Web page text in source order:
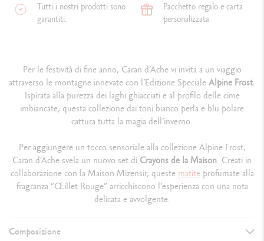
Tutti i nostri prodotti sono
garantiti.
Pacchetto regalo e carta
personalizzata
Per le festività di fine anno, Caran d’Ache vi invita a un viaggio
attraverso le montagne innevate con l’Edizione SpecialeAlpine Frost.
Ispirata alla purezza dei laghi ghiacciati e al profilo delle cime
imbiancate, questa collezione dai toni bianco perla e blu polare
cattura tutta la magia dell’inverno.
Per aggiungere un tocco sensoriale alla collezione Alpine Frost,
Caran d’Ache svela un nuovo set di Crayons de la Maison. Creati in
collaborazione con la Maison Mizensir, queste matiteprofumate alla
fragranza “Œillet Rouge” arricchiscono l’esperienza con una nota
delicata e avvolgente.
Composizione